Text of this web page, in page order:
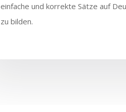
einfache und korrekte Sätze auf
zu bilden.